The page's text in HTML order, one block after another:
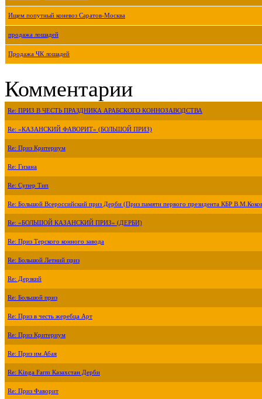
Ищем попутный коневоз Саратов-Москва
продажа лошадей
Продажа ЧК лошадей
Комментарии
Re: ПРИЗ В ЧЕСТЬ ПРАЗДНИКА АРАБСКОГО КОННОЗАВОДСТВА
Re: «КАЗАНСКИЙ ФАВОРИТ» (БОЛЬШОЙ ПРИЗ)
Re: Приз Критериум
Re: Гизана
Re: Супер Тип
Re: Большой Всероссийский приз Дерби (Приз памяти первого президента КБР
Re: «БОЛЬШОЙ КАЗАНСКИЙ ПРИЗ» (ДЕРБИ)
Re: Приз Терского конного завода
Re: Большой Летний приз
Re: Дерзкий
Re: Большой приз
Re: Приз в честь жеребца Арт
Re: Приз Критериум
Re: Приз им.Абая
Re: Kinga Farm Казахстан Дерби
Re: Приз Фаворит